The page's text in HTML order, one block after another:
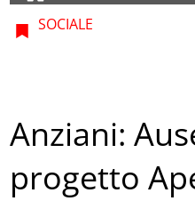
SOCIALE
Anziani:
progetto